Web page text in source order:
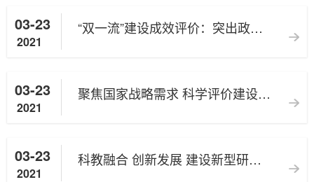
03-23
2021
“双一流”建设成效评价：突出政治站位 体现“三个坚持”
03-23
2021
聚焦国家战略需求 科学评价建设成效
03-23
2021
科教融合 创新发展 建设新型研究型大学